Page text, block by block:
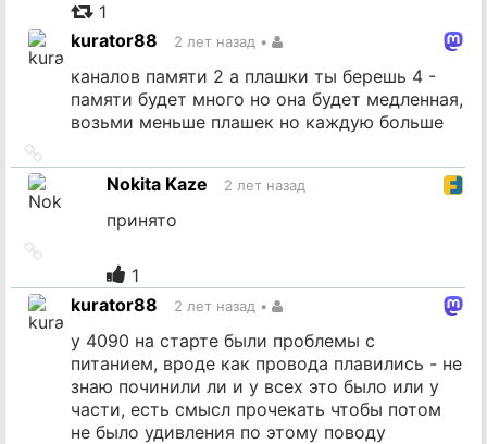
источник
1
kurator88
2 лет назад •
каналов памяти 2 а плашки ты берешь 4 -
памяти будет много но она будет медленная,
возьми меньше плашек но каждую больше
на
источникNokita Kaze 2 лет назад
принято
источник
1
kurator88
2 лет назад •
у 4090 на старте были проблемы с
питанием, вроде как провода плавились - не
знаю починили ли и у всех это было или у
части, есть смысл прочекать чтобы потом
не было удивления по этому поводу